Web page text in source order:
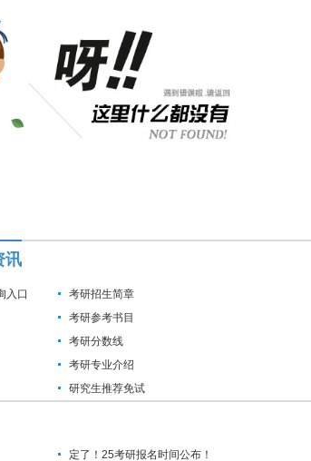
讯
入口
考研招生简章
考研参考书目
考研分数线
考研专业介绍
研究生推荐免试
定了！25考研报名时间公布！